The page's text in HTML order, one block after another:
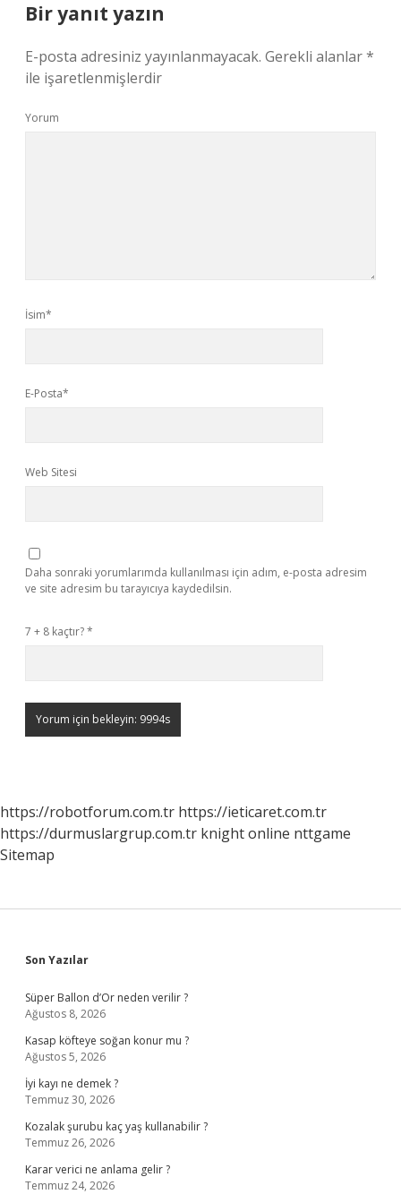
Bir yanıt yazın
E-posta adresiniz yayınlanmayacak. Gerekli alanlar*
ile işaretlenmişlerdir
Yorum
İsim*
E-Posta*
Web Sitesi
Daha sonraki yorumlarımda kullanılması için adım, e-posta adresim
ve site adresim bu tarayıcıya kaydedilsin.
7 + 8 kaçtır?*
https://robotforum.com.tr https://ieticaret.com.tr
https://durmuslargrup.com.tr knight online nttgame
Sitemap
Sidebar
Son Yazılar
Süper Ballon d’Or neden verilir ?
Ağustos 8, 2026
Kasap köfteye soğan konur mu ?
Ağustos 5, 2026
İyi kayı ne demek ?
Temmuz 30, 2026
Kozalak şurubu kaç yaş kullanabilir ?
Temmuz 26, 2026
Karar verici ne anlama gelir ?
Temmuz 24, 2026